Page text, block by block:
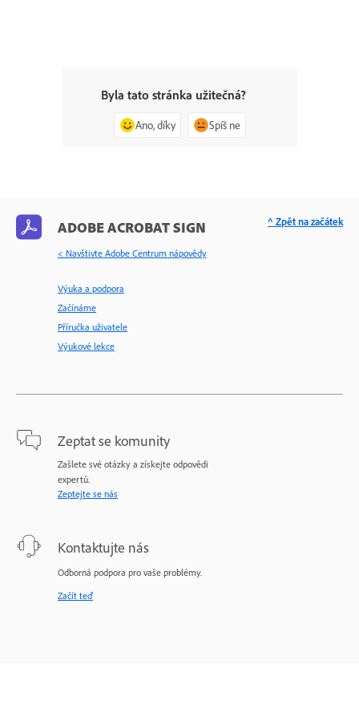
Byla tato stránka užitečná?
Ano, díky Spíš ne
ADOBE ACROBAT SIGN
< Navštivte Adobe Centrum nápovědy
Výuka a podpora
Začínáme
Příručka uživatele
Výukové lekce
Zeptat se komunity
Zašlete své otázky a získejte odpovědi
expertů.
Zeptejte se nás
Kontaktujte nás
Odborná podpora pro vaše problémy.
Začít teď
^ Zpět na začátek